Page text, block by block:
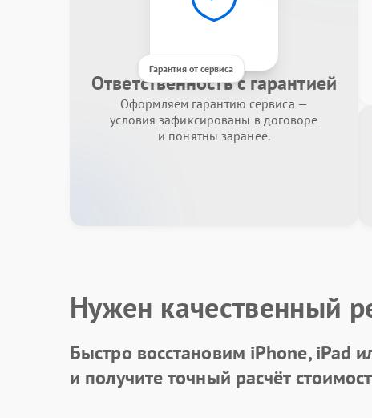
Гарантия от сервиса
Ответственность с гарантией
Оформляем гарантию сервиса —
условия зафиксированы в договоре
и понятны заранее.
Нужен качественный
Быстро восстановим iPhone, iPad
и получите точный расчёт